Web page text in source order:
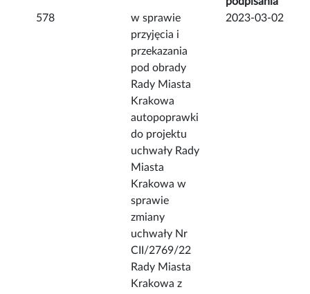
578
w sprawie
przyjęcia i
przekazania
pod obrady
Rady Miasta
Krakowa
autopoprawki
do projektu
uchwały Rady
Miasta
Krakowa w
sprawie
zmiany
uchwały Nr
CII/2769/22
Rady Miasta
Krakowa z
2023-03-02